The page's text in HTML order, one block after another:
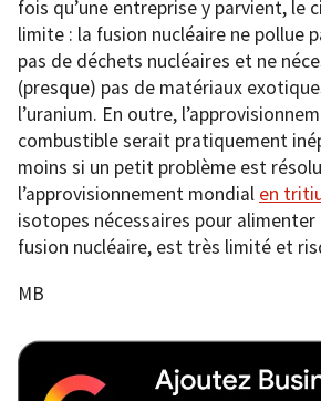
fois qu’une entreprise y parvient, le
limite : la fusion nucléaire ne pollue
pas de déchets nucléaires et ne
(presque) pas de matériaux
l’uranium. En outre,
combustible serait pratiquement
moins si un petit problème est
l’approvisionnement mondial en
isotopes nécessaires pour
fusion nucléaire, est très limité et
MB